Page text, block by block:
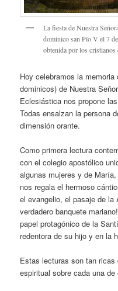
La fiesta de Nuestra
dominico san Pío V el 7
obtenida por los cristianos
Hoy celebramos la
dominicos) de Nuestra
Eclesiástica nos propone
Todas ensalzan la persona
dimensión orante.
Como primera lectura
con el colegio apostólico
algunas mujeres y de
nos regala el hermoso
el evangelio, el pasaje de la
verdadero banquete
papel protagónico de la
redentora de su hijo y en la
Estas lecturas son tan ricas
espiritual sobre cada una de